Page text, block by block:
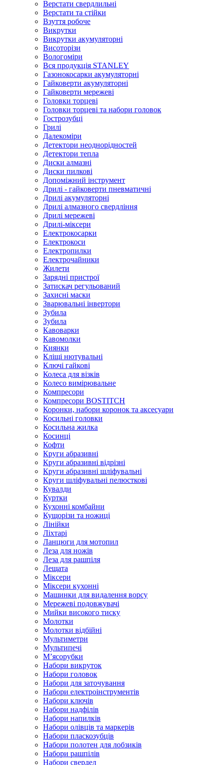
Верстати свердлильні
Верстати та стійки
Взуття робоче
Викрутки
Викрутки акумуляторні
Висоторізи
Вологоміри
Вся продукція STANLEY
Газонокосарки акумуляторні
Гайковерти акумуляторні
Гайковерти мережеві
Головки торцеві
Головки торцеві та набори головок
Гострозубці
Грилі
Далекоміри
Детектори неоднорідностей
Детектори тепла
Диски алмазні
Диски пилкові
Допоміжний інструмент
Дрилі - гайковерти пневматичні
Дрилі акумуляторні
Дрилі алмазного свердління
Дрилі мережеві
Дрилі-міксери
Електрокосарки
Електрокоси
Електропилки
Електрочайники
Жилети
Зарядні пристрої
Затискач регульований
Захисні маски
Зварювальні інвертори
Зубила
Зубила
Кавоварки
Кавомолки
Киянки
Кліщі нютувальні
Ключі гайкові
Колеса для візків
Колесо вимірювальне
Компресори
Компресори BOSTITCH
Коронки, набори коронок та аксесуари
Косильні головки
Косильна жилка
Косинці
Кофти
Круги абразивні
Круги абразивні відрізні
Круги абразивні шліфувальні
Круги шліфувальні пелюсткові
Кувалди
Куртки
Кухонні комбайни
Кущорізи та ножиці
Лінійки
Ліхтарі
Ланцюги для мотопил
Леза для ножів
Леза для рашпіля
Лещата
Міксери
Міксери кухонні
Машинки для видалення ворсу
Мережеві подовжувачі
Мийки високого тиску
Молотки
Молотки відбійні
Мультиметри
Мультипечі
М’ясорубки
Набори викруток
Набори головок
Набори для заточування
Набори електроінструментів
Набори ключів
Набори надфілів
Набори напилків
Набори олівців та маркерів
Набори пласкозубців
Набори полотен для лобзиків
Набори рашпілів
Набори свердел